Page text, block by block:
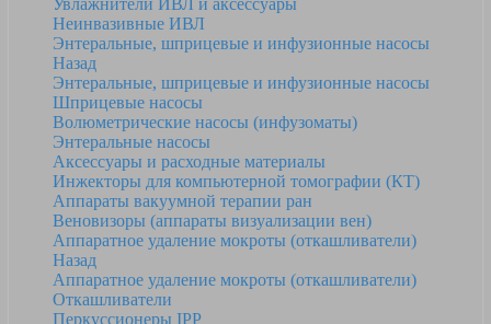
Увлажнители ИВЛ и аксессуары
Неинвазивные ИВЛ
Энтеральные, шприцевые и инфузионные насосы
Назад
Энтеральные, шприцевые и инфузионные насосы
Шприцевые насосы
Волюметрические насосы (инфузоматы)
Энтеральные насосы
Аксессуары и расходные материалы
Инжекторы для компьютерной томографии (КТ)
Аппараты вакуумной терапии ран
Веновизоры (аппараты визуализации вен)
Аппаратное удаление мокроты (откашливатели)
Назад
Аппаратное удаление мокроты (откашливатели)
Откашливатели
Перкуссионеры IPP